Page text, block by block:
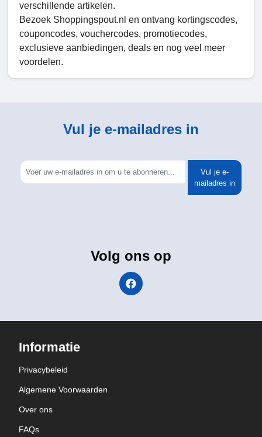
verschillende artikelen.
Bezoek Shoppingspout.nl en ontvang kortingscodes,
couponcodes, vouchercodes, promotiecodes,
exclusieve aanbiedingen, deals en nog veel meer
voordelen.
Vul je e-mailadres in
Vul je e-
mailadres in
Volg ons op
Informatie
Privacybeleid
Algemene Voorwaarden
Over ons
FAQs